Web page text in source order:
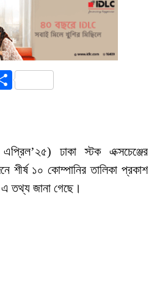
Share
ঢাকা স্টক এক্সচেঞ্জের
শীর্ষ ১০ কোম্পানির তালিকা প্রকাশ
তথ্য জানা গেছে।